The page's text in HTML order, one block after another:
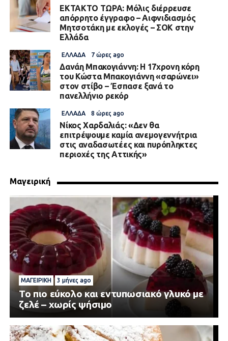
ΕΚΤΑΚΤΟ ΤΩΡΑ: Μόλις διέρρευσε
απόρρητο έγγραφο – Αιφνιδιασμός
Μητσοτάκη με εκλογές – ΣΟΚ στην
Ελλάδα
ΕΛΛΆΔΑ 7 ώρες ago
Δανάη Μπακογιάννη: Η 17χρονη κόρη
του Κώστα Μπακογιάννη «σαρώνει»
στον στίβο – Έσπασε ξανά το
πανελλήνιο ρεκόρ
ΕΛΛΆΔΑ 8 ώρες ago
Νίκος Χαρδαλιάς: «Δεν θα
επιτρέψουμε καμία ανεμογεννήτρια
στις αναδασωτέες και πυρόπληκτες
περιοχές της Αττικής»
Μαγειρική
ΜΑΓΕΙΡΙΚΉ 3 μήνες ago
Το πιο εύκολο και εντυπωσιακό γλυκό με
ζελέ – χωρίς ψήσιμο